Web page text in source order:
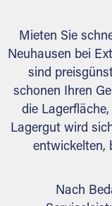
Mieten Sie
Neuhausen bei
sind
schonen Ihren
die
Lagergut wird
entwickelten,
Nach